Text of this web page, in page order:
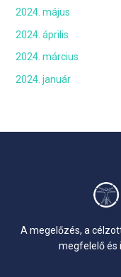
2024. május
2024. április
2024. március
2024. január
A megelőzés, a
megfelelő és